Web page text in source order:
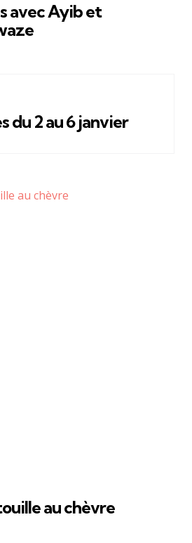
avec Ayib et
du 2 au 6 janvier
au chèvre